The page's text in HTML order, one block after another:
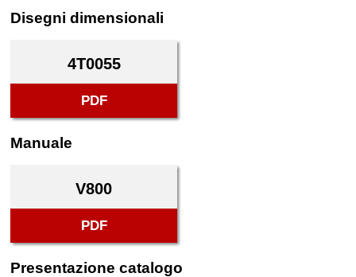
Disegni dimensionali
4T0055
PDF
Manuale
V800
PDF
Presentazione catalogo